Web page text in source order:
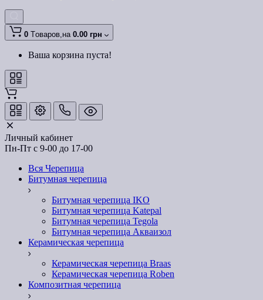
0 Tоваров,на 0.00 грн
Ваша корзина пуста!
Личный кабинет
Пн-Пт с 9-00 до 17-00
Вся Черепица
Битумная черепица
Битумная черепица IKO
Битумная черепица Katepal
Битумная черепица Tegola
Битумная черепица Акваизол
Керамическая черепица
Керамическая черепица Braas
Керамическая черепица Roben
Композитная черепица